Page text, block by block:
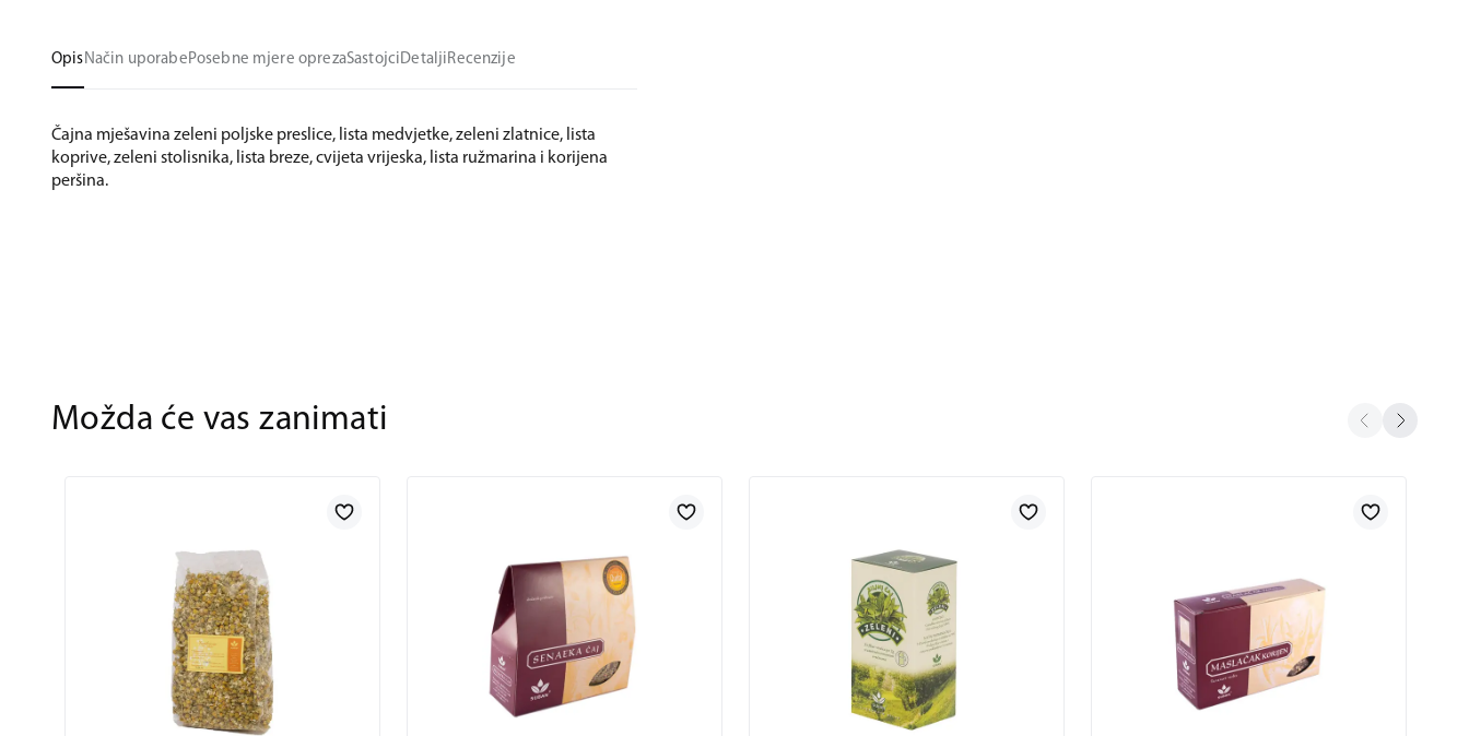
OpisNačin uporabePosebne mjere oprezaSastojciDetaljiRecenzije
Čajna mješavina zeleni poljske preslice, lista medvjetke, zeleni zlatnice, lista
koprive, zeleni stolisnika, lista breze, cvijeta vrijeska, lista ružmarina i korijena
peršina.
Možda će vas zanimati